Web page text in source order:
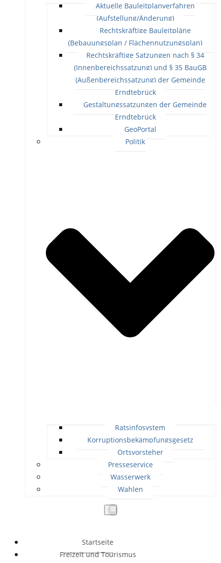
Aktuelle Bauleitplanverfahren
(Aufstellung/Änderung)
Rechtskräftige Bauleitpläne
(Bebauungsplan / Flächennutzungsplan)
Rechtskräftige Satzungen nach § 34
(Innenbereichssatzung) und § 35 BauGB
(Außenbereichssatzung) der Gemeinde
Erndtebrück
Gestaltungssatzungen der Gemeinde
Erndtebrück
GeoPortal
Politik
Ratsinfosystem
Korruptionsbekämpfungsgesetz
Ortsvorsteher
Presseservice
Wasserwerk
Wahlen
Startseite
Freizeit und Tourismus